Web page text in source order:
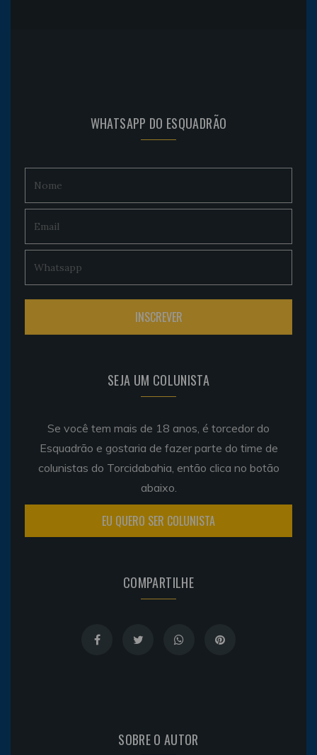
WHATSAPP DO ESQUADRÃO
SEJA UM COLUNISTA
Se você tem mais de 18 anos, é torcedor do
Esquadrão e gostaria de fazer parte do time de
colunistas do Torcidabahia, então clica no botão
abaixo.
EU QUERO SER COLUNISTA
COMPARTILHE
SOBRE O AUTOR